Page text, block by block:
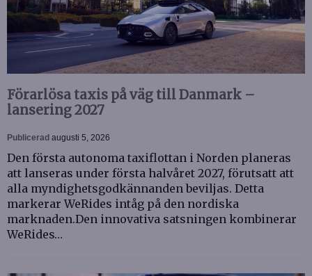
Förarlösa taxis på väg till Danmark –
lansering 2027
Publicerad augusti 5, 2026
Den första autonoma taxiflottan i Norden planeras
att lanseras under första halvåret 2027, förutsatt att
alla myndighetsgodkännanden beviljas. Detta
markerar WeRides intåg på den nordiska
marknaden.Den innovativa satsningen kombinerar
WeRides…